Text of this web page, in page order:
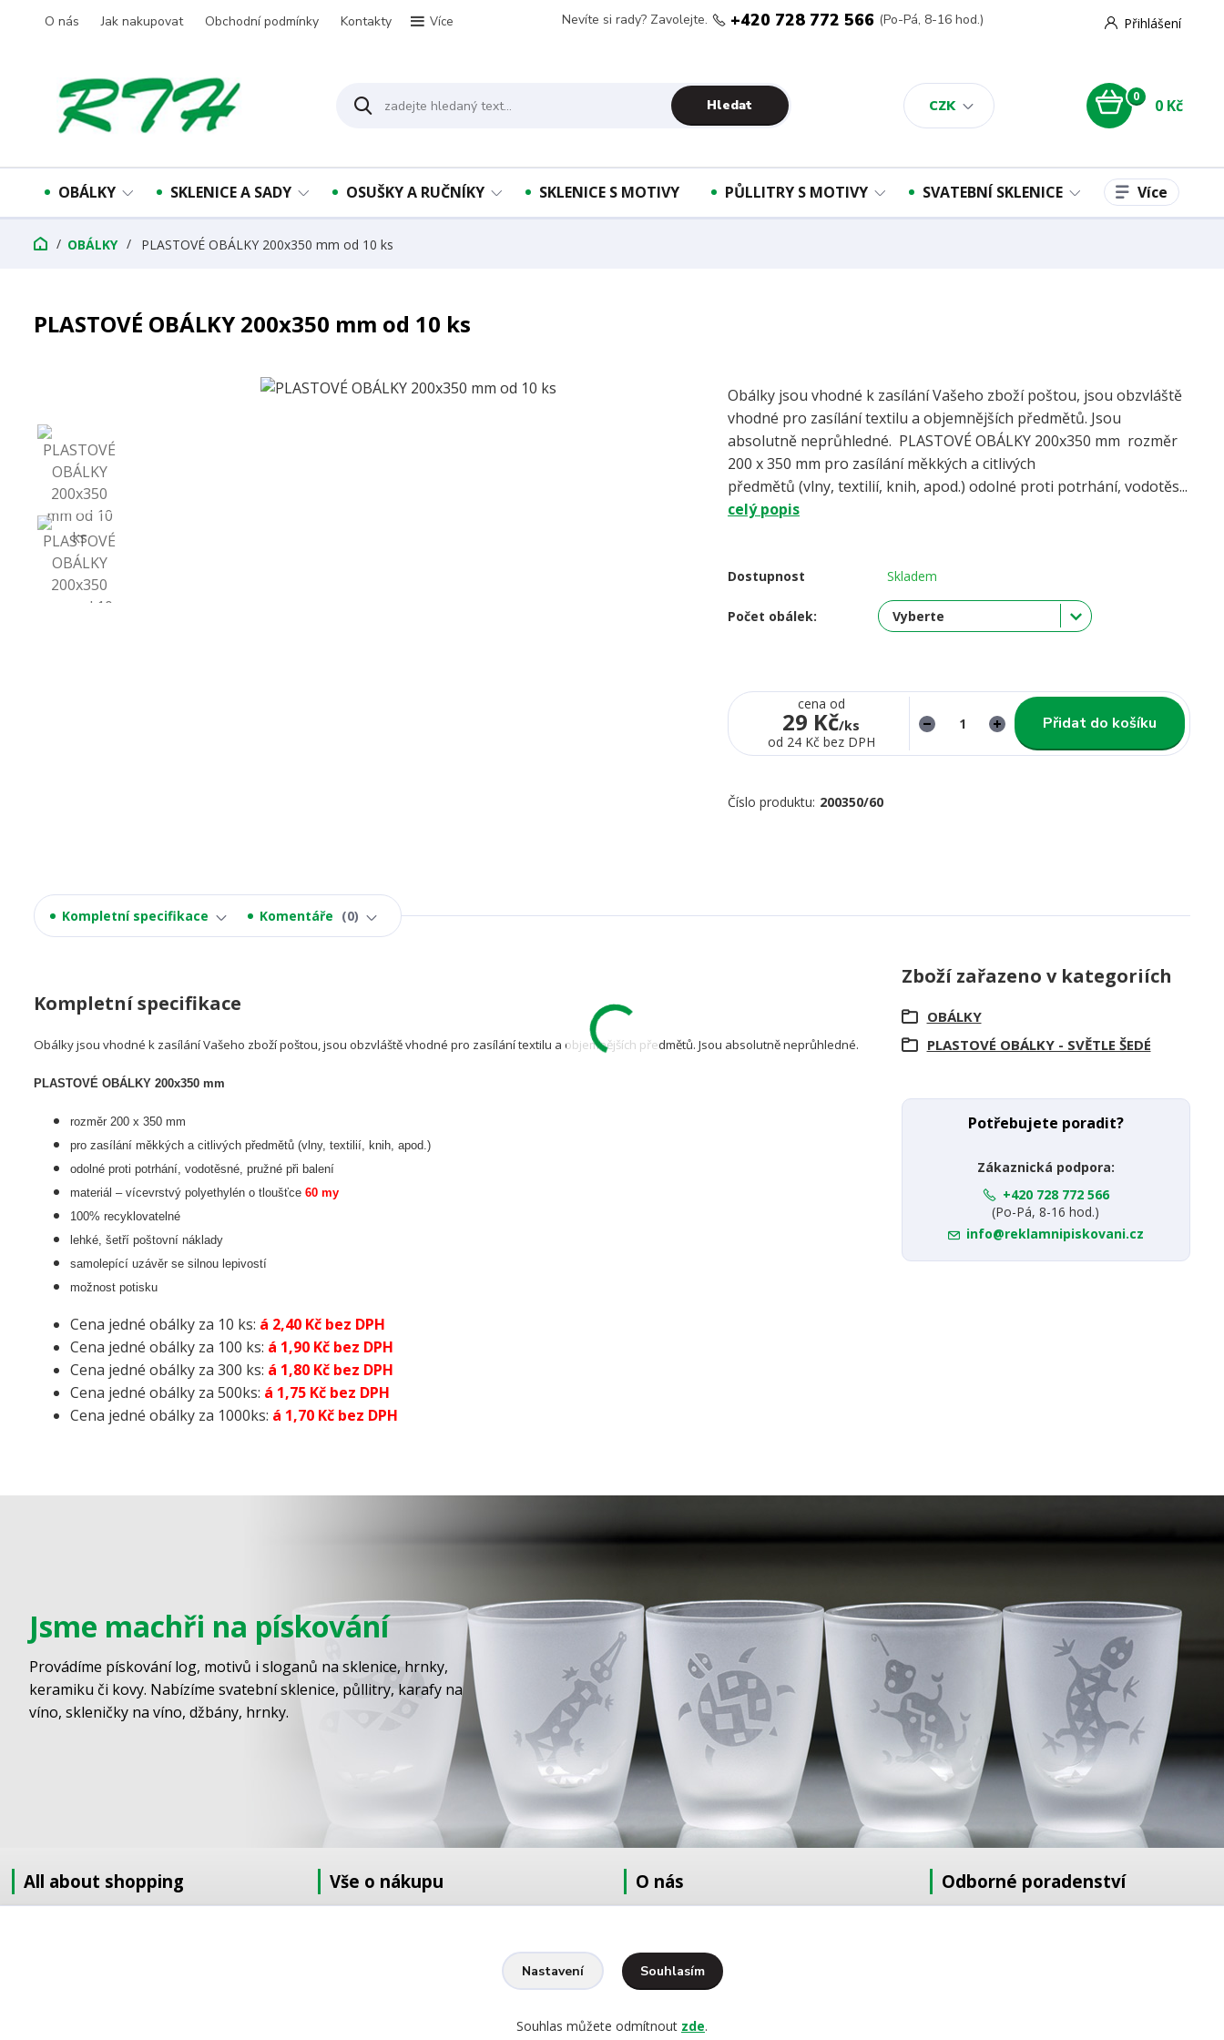
O nás Jak nakupovat Obchodní podmínky Kontakty Více
CZK
Přihlášení
Hledat
Nevíte si rady? Zavolejte. +420 728 772 566 (Po-Pá, 8-16 hod.)
0 0 Kč
OBÁLKY SKLENICE A SADY OSUŠKY A RUČNÍKY SKLENICE S MOTIVY PŮLLITRY S MOTIVY SVATEBNÍ SKLENICE Více
OBÁLKY PLASTOVÉ OBÁLKY 200x350 mm od 10 ks
PLASTOVÉ OBÁLKY 200x350 mm od 10 ks
Obálky jsou vhodné k zasílání Vašeho zboží poštou, jsou obzvláště
vhodné pro zasílání textilu a objemnějších předmětů. Jsou
absolutně neprůhledné. PLASTOVÉ OBÁLKY 200x350 mm rozměr
200 x 350 mm pro zasílání měkkých a citlivých
předmětů (vlny, textilií, knih, apod.) odolné proti potrhání, vodotěs...
celý popis
Dostupnost Skladem
Počet obálek:
cena od
29 Kč/ks
od 24 Kč bez DPH
Přidat do košíku
Číslo produktu: 200350/60
Kompletní specifikace Komentáře 0
Kompletní specifikace
Obálky jsou vhodné k zasílání Vašeho zboží poštou, jsou obzvláště vhodné pro zasílání textilu a objemnějších předmětů. Jsou absolutně neprůhledné.
PLASTOVÉ OBÁLKY 200x350 mm
rozměr 200 x 350 mm
pro zasílání měkkých a citlivých předmětů (vlny, textilií, knih, apod.)
odolné proti potrhání, vodotěsné, pružné při balení
materiál – vícevrstvý polyethylén o tloušťce 60 my
100% recyklovatelné
lehké, šetří poštovní náklady
samolepící uzávěr se silnou lepivostí
možnost potisku
Cena jedné obálky za 10 ks: á 2,40 Kč bez DPH
Cena jedné obálky za 100 ks: á 1,90 Kč bez DPH
Cena jedné obálky za 300 ks: á 1,80 Kč bez DPH
Cena jedné obálky za 500ks: á 1,75 Kč bez DPH
Cena jedné obálky za 1000ks: á 1,70 Kč bez DPH
Zboží zařazeno v kategoriích
OBÁLKY
PLASTOVÉ OBÁLKY - SVĚTLE ŠEDÉ
Potřebujete poradit?
Zákaznická podpora:
+420 728 772 566
(Po-Pá, 8-16 hod.)
info@reklamnipiskovani.cz
Jsme machři na pískování
Provádíme pískování log, motivů i sloganů na sklenice, hrnky,
keramiku či kovy. Nabízíme svatební sklenice, půllitry, karafy na
víno, skleničky na víno, džbány, hrnky.
All about shopping Vše o nákupu O nás
Kontakty
Ochrana osobních údajů
Odborné poradenství
Nastavení Souhlasím
Souhlas můžete odmítnout zde.